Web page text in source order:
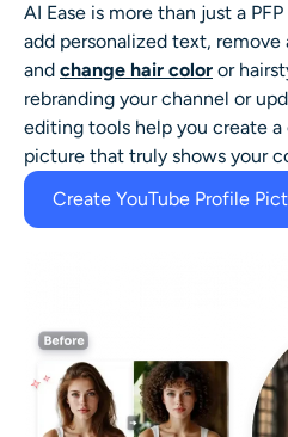
AI Ease is more than just a
add personalized text, remove
and change hair color or
rebranding your channel or
editing tools help you create a
picture that truly shows your
Create YouTube Profile